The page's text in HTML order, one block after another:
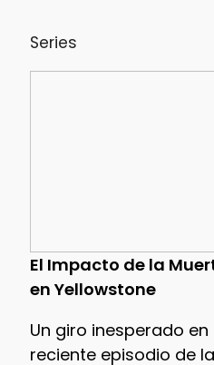
Series
El Impacto de la
en Yellowstone
Un giro inesperado en
reciente episodio de